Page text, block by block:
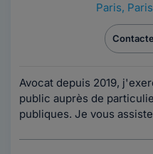
Paris,
Avocat depuis 2019,
public auprès de
publiques. Je vous